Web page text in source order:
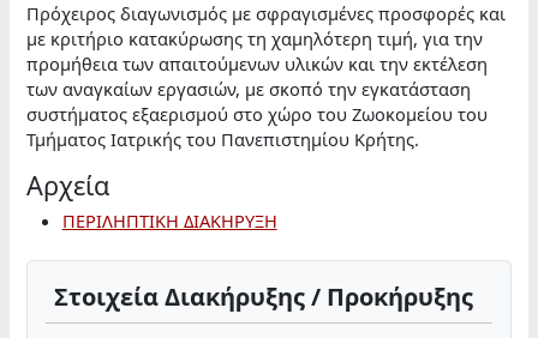
Πρόχειρος διαγωνισμός με σφραγισμένες προσφορές και
με κριτήριο κατακύρωσης τη χαμηλότερη τιμή, για την
προμήθεια των απαιτούμενων υλικών και την εκτέλεση
των αναγκαίων εργασιών, με σκοπό την εγκατάσταση
συστήματος εξαερισμού στο χώρο του Ζωοκομείου του
Τμήματος Ιατρικής του Πανεπιστημίου Κρήτης.
Αρχεία
ΠΕΡΙΛΗΠΤΙΚΗ ΔΙΑΚΗΡΥΞΗ
Στοιχεία Διακήρυξης / Προκήρυξης